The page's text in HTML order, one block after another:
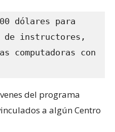
dólares para
de instructores,
computadoras con
del programa
a algún Centro